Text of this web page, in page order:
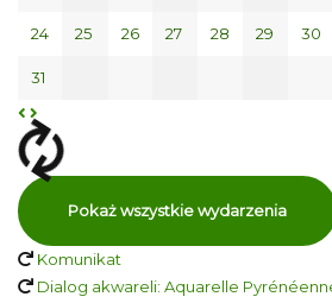
24 25 26 27 28 29 30
31
Pokaż wszystkie wydarzenia
Komunikat
Dialog akwareli: Aquarelle